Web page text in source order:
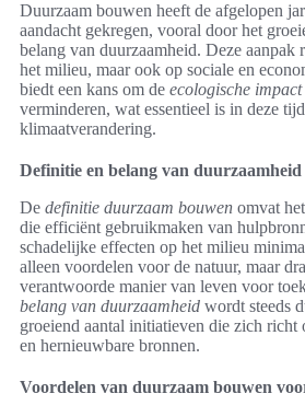
Duurzaam bouwen heeft de afgelopen
aandacht gekregen, vooral door het
belang van duurzaamheid. Deze aanpak
het milieu, maar ook op sociale en
biedt een kans om de ecologische impact
verminderen, wat essentieel is in deze
klimaatverandering.
Definitie en belang van duurzaamheid
De definitie duurzaam bouwen omvat
die efficiënt gebruikmaken van
schadelijke effecten op het milieu
alleen voordelen voor de natuur, maar
verantwoorde manier van leven voor
belang van duurzaamheid wordt steeds
groeiend aantal initiatieven die zich richt
en hernieuwbare bronnen.
Voordelen van duurzaam bouwen